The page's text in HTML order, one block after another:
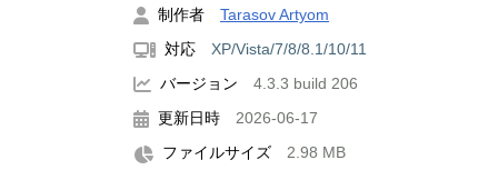
制作者 Tarasov Artyom
対応 XP/Vista/7/8/8.1/10/11
バージョン 4.3.3 build 206
更新日時 2026-06-17
ファイルサイズ 2.98 MB